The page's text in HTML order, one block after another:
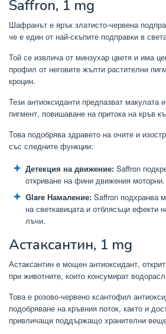
Saffron, 1 mg
Шафранът е ярък златисто-червена
че е един от най-скъпите подправки в
Той се извлича от минзухар цветя и има
профил от неговите жълти растителни
кроцин.
Тези антиоксиданти предпазват макулата
пигмент, повишаване на притока на кръв
Това подобрява здравето на очите и
със следните функции:
Детекция на движение: Saffron
откриване на фини движения моторни.
Glare Намаление: Saffron подхранва
на светкавицата и отблясъци ефекти
лъчи.
Астаксантин, 1 mg
Астаксантин е мощен антиоксидант,
при животните, които консумират
Това е розово-червено ксантофил
подобряване на кръвния поток, както и
привличащи поддържащо хранителни